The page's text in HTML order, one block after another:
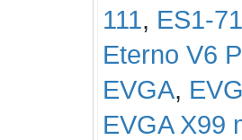
111, ES1-
Eterno V6
EVGA,
EVGA X99